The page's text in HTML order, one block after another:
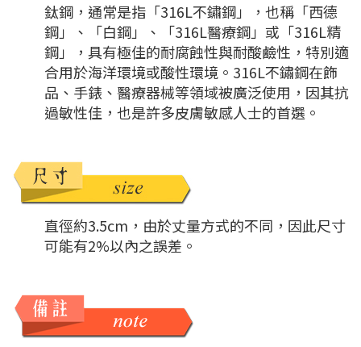
鈦鋼，通常是指「316L不鏽鋼」，也稱「西德
鋼」、「白鋼」、「316L醫療鋼」或「316L精
鋼」，具有極佳的耐腐蝕性與耐酸鹼性，特別適
合用於海洋環境或酸性環境。316L不鏽鋼在飾
品、手錶、醫療器械等領域被廣泛使用，因其抗
過敏性佳，也是許多皮膚敏感人士的首選。
直徑約3.5cm，由於丈量方式的不同，因此尺寸
可能有2%以內之誤差。